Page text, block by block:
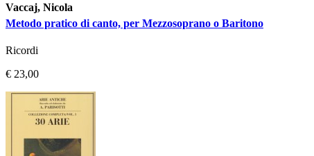
Vaccaj, Nicola
Metodo pratico di canto, per Mezzosoprano o Baritono
Ricordi
€ 23,00